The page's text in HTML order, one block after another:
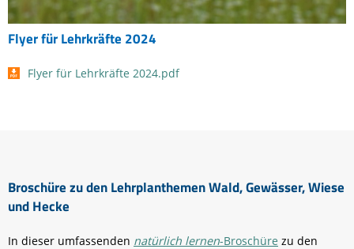
Flyer für Lehrkräfte 2024
Flyer für Lehrkräfte 2024.pdf
Broschüre zu den Lehrplanthemen Wald, Gewässer, Wiese
und Hecke
In dieser umfassenden natürlich lernen-Broschüre zu den